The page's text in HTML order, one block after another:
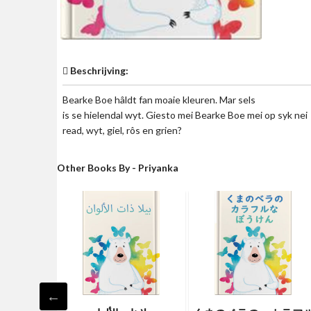
Beschrijving:
Bearke Boe hâldt fan moaie kleuren. Mar sels
is se hielendal wyt. Giesto mei Bearke Boe mei op syk nei
read, wyt, giel, rôs en grien?
Other Books By - Priyanka